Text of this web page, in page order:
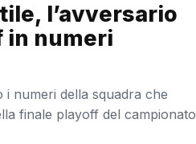
l’avversario
in numeri
i numeri della squadra che
finale playoff del campionato